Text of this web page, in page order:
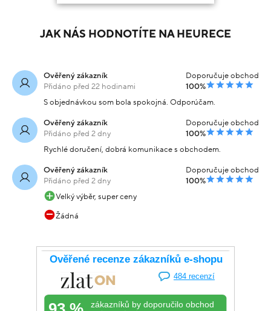
JAK NÁS HODNOTÍTE NA HEURECE
Ověřený zákazník
Přidáno před 22 hodinami
Doporučuje obchod
100%
S objednávkou som bola spokojná. Odporúčam.
Ověřený zákazník
Přidáno před 2 dny
Doporučuje obchod
100%
Rychlé doručení, dobrá komunikace s obchodem.
Ověřený zákazník
Přidáno před 2 dny
Doporučuje obchod
100%
Velký výběr, super ceny
Žádná